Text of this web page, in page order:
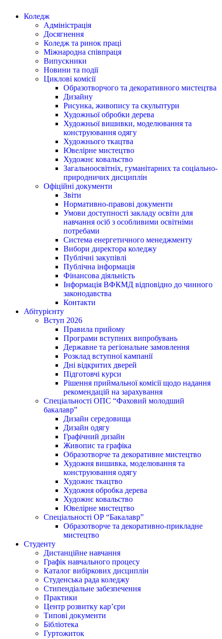
Коледж
Адміністрація
Досягнення
Коледж та ринок праці
Міжнародна співпраця
Випускники
Новини та події
Циклові комісії
Образотворчого та декоративного мистецтва
Дизайну
Рисунка, живопису та скульптури
Художньої обробки дерева
Художньої вишивки, моделювання та
конструювання одягу
Художнього ткацтва
Ювелірне мистецтво
Художнє ковальство
Загальноосвітніх, гуманітарних та соціально-
природничих дисциплін
Офіційні документи
Звіти
Нормативно-правові документи
Умови доступності закладу освіти для
навчання осіб з особливими освітніми
потребами
Система енергетичного менеджменту
Вибори директора коледжу
Публічні закупівлі
Публічна інформація
Фінансова діяльність
Інформація ВФКМД відповідно до чинного
законодавства
Контакти
Абітурієнту
Вступ 2026
Правила прийому
Програми вступних випробувань
Державне та регіональне замовлення
Розклад вступної кампанії
Дні відкритих дверей
Підготовчі курси
Рішення приймальної комісії щодо надання
рекомендацій на зарахування
Спеціальності ОПС “Фаховий молодший
бакалавр”
Дизайн середовища
Дизайн одягу
Графічний дизайн
Живопис та графіка
Образотворче та декоративне мистецтво
Художня вишивка, моделювання та
конструювання одягу
Художнє ткацтво
Художня обробка дерева
Художнє ковальство
Ювелірне мистецтво
Спеціальності ОР “Бакалавр”
Образотворче та декоративно-прикладне
мистецтво
Студенту
Дистанційне навчання
Графік навчального процесу
Каталог вибіркових дисциплін
Студенська рада коледжу
Стипендіальне забезпечення
Практики
Центр розвитку кар’єри
Типові документи
Бібліотека
Гуртожиток